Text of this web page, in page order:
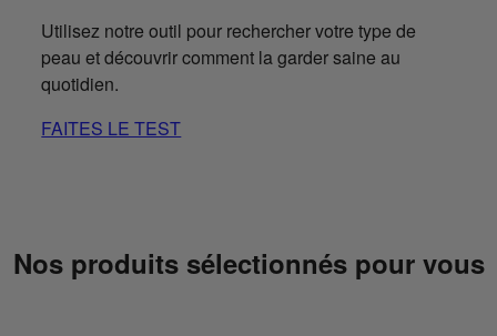
Utilisez notre outil pour rechercher votre type de
peau et découvrir comment la garder saine au
quotidien.
FAITES LE TEST
Nos produits sélectionnés pour vous